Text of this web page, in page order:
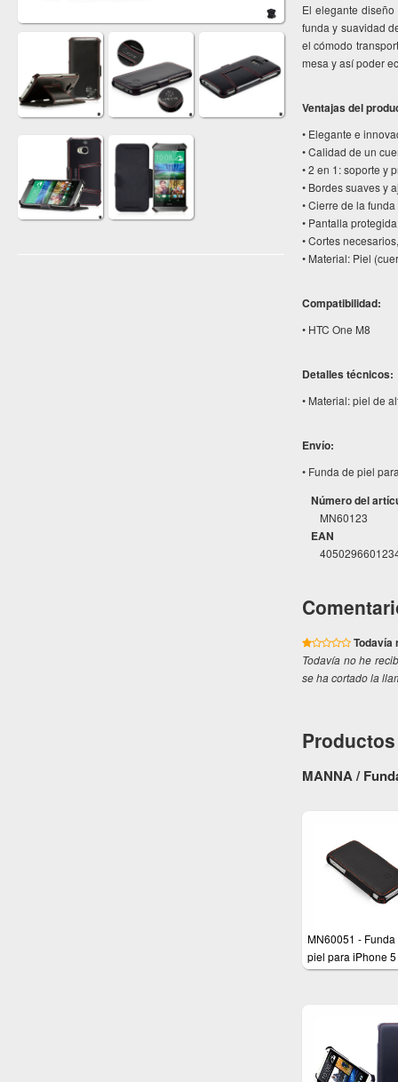
El elegante
funda y suavidad
el cómodo
mesa y así poder
Ventajas del
• Elegante e
• Calidad de un
• 2 en 1: soporte y
• Bordes suaves y
• Cierre de la
• Pantalla
• Cortes
• Material: Piel
Compatibilidad:
• HTC One M8
Detalles técnicos:
• Material: piel de
Envío:
• Funda de piel
Número del
MN60123
EAN
Todavía
Todavía no he
se ha cortado la
MANNA /
MN60051 - Funda
piel para iPhone
iPhone 5s y